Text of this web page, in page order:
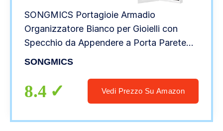
SONGMICS Portagioie Armadio
Organizzatore Bianco per Gioielli con
Specchio da Appendere a Porta Parete
JBC63WV1
SONGMICS
8.4 Vedi Prezzo Su Amazon